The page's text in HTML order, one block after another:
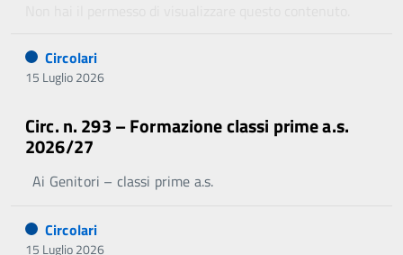
Circolari
15 Luglio 2026
Circ. n. 293 – Formazione classi prime a.s.
2026/27
Ai Genitori – classi prime a.s.
Circolari
15 Luglio 2026